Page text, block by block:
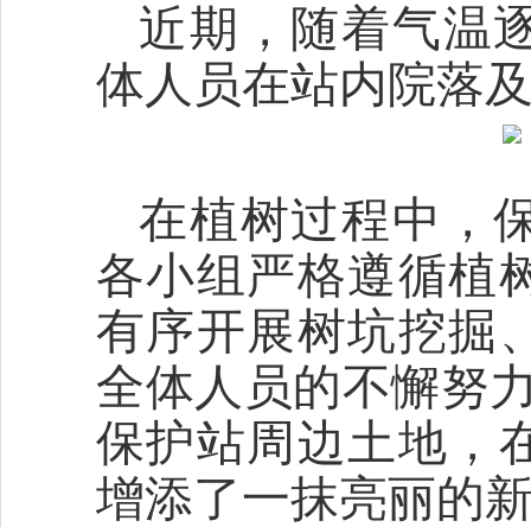
近期，随着气温
体人员在站内院落
在植树过程中，
各小组严格遵循植
有序开展树坑挖掘
全体人员的不懈努
保护站周边土地，
增添了一抹亮丽的